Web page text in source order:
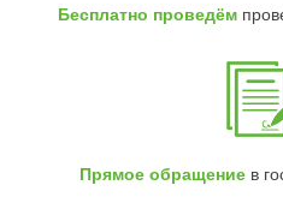
Бесплатно проведём
Прямое обращениев